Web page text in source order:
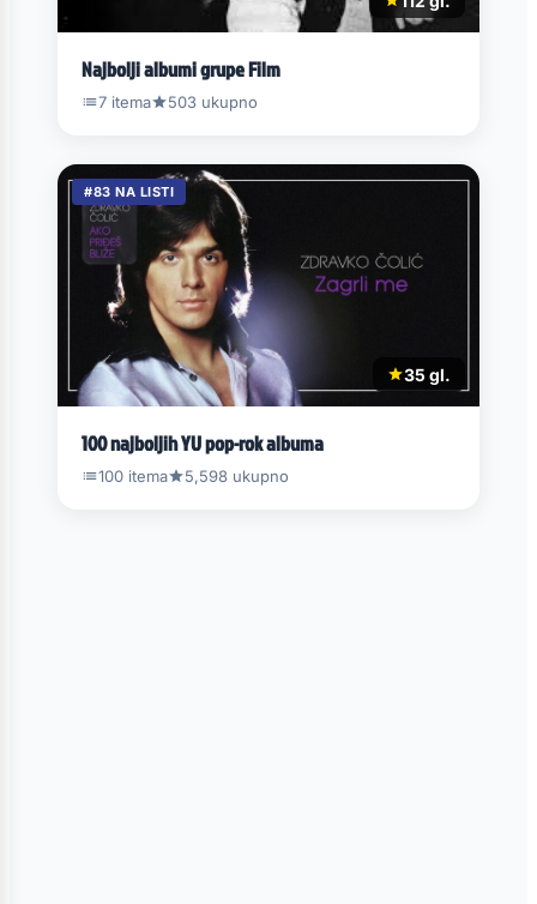
Najbolji albumi grupe Film
7 itema 503 ukupno
#83 NA LISTI
35 gl.
100 najboljih YU pop-rok albuma
100 itema 5,598 ukupno